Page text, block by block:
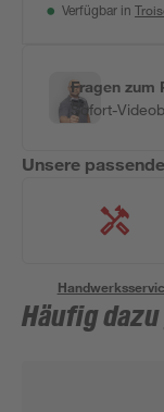
Verfügbar in
Fragen zum
Sofort-
Unsere
Häufig